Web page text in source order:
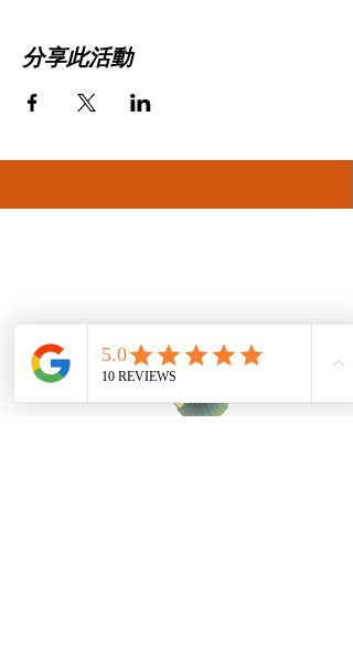
分享此活動